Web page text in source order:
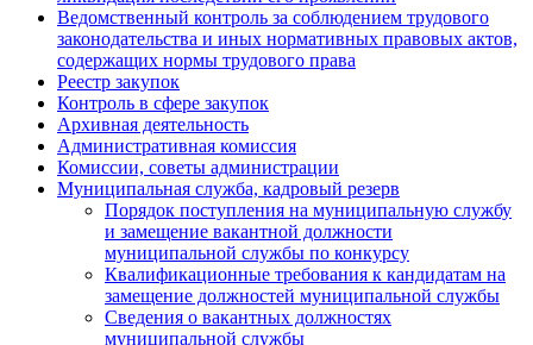
Ведомственный контроль за соблюдением трудового
законодательства и иных нормативных правовых актов,
содержащих нормы трудового права
Реестр закупок
Контроль в сфере закупок
Архивная деятельность
Административная комиссия
Комиссии, советы администрации
Муниципальная служба, кадровый резерв
Порядок поступления на муниципальную службу
и замещение вакантной должности
муниципальной службы по конкурсу
Квалификационные требования к кандидатам на
замещение должностей муниципальной службы
Сведения о вакантных должностях
муниципальной службы